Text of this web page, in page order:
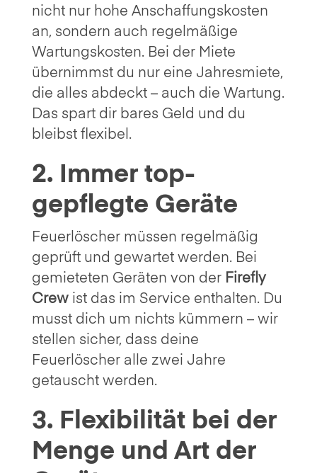
nicht nur hohe Anschaffungskosten
an, sondern auch regelmäßige
Wartungskosten. Bei der Miete
übernimmst du nur eine Jahresmiete,
die alles abdeckt – auch die Wartung.
Das spart dir bares Geld und du
bleibst flexibel.
2. Immer top-
gepflegte Geräte
Feuerlöscher müssen regelmäßig
geprüft und gewartet werden. Bei
gemieteten Geräten von der Firefly
Crewist das im Service enthalten. Du
musst dich um nichts kümmern – wir
stellen sicher, dass deine
Feuerlöscher alle zwei Jahre
getauscht werden.
3. Flexibilität bei der
Menge und Art der